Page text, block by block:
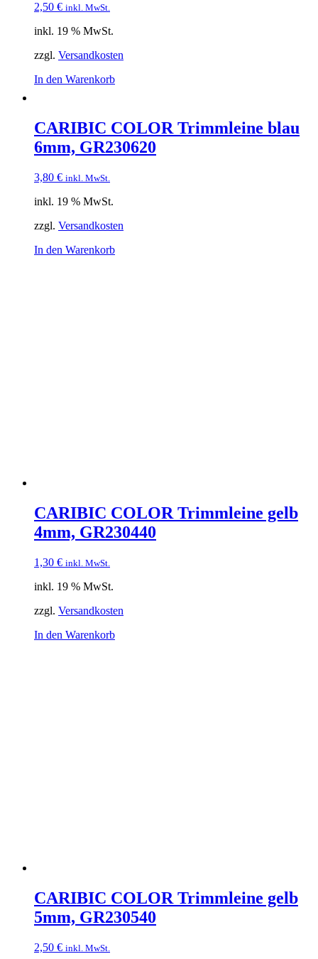
2,50 € inkl. MwSt.
inkl. 19 % MwSt.
zzgl. Versandkosten
In den Warenkorb
CARIBIC COLOR Trimmleine blau
6mm, GR230620
3,80 € inkl. MwSt.
inkl. 19 % MwSt.
zzgl. Versandkosten
In den Warenkorb
CARIBIC COLOR Trimmleine gelb
4mm, GR230440
1,30 € inkl. MwSt.
inkl. 19 % MwSt.
zzgl. Versandkosten
In den Warenkorb
CARIBIC COLOR Trimmleine gelb
5mm, GR230540
2,50 € inkl. MwSt.